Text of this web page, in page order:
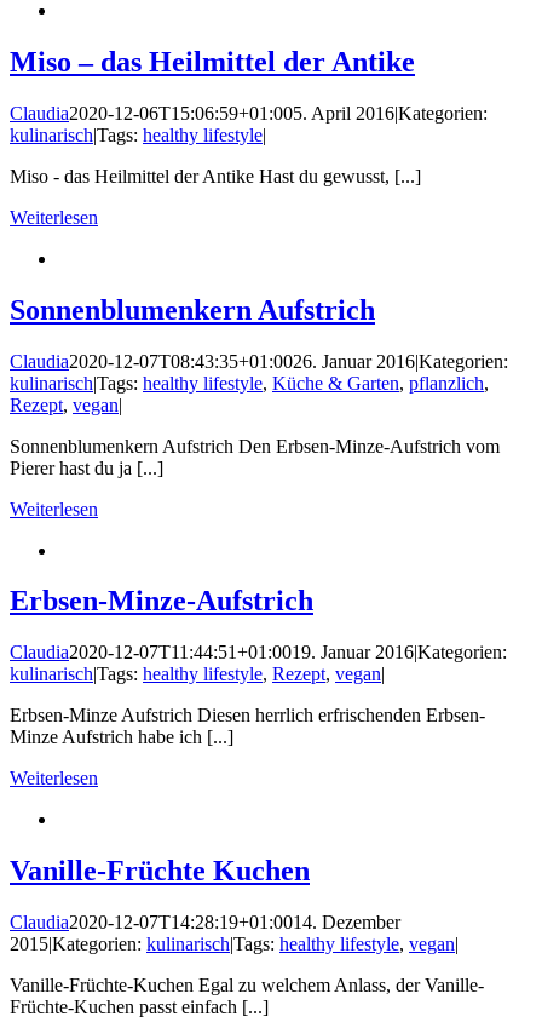
Miso – das Heilmittel der Antike
Claudia2020-12-06T15:06:59+01:005. April 2016|Kategorien:
kulinarisch|Tags: healthy lifestyle|
Miso - das Heilmittel der Antike Hast du gewusst, [...]
Weiterlesen
Sonnenblumenkern Aufstrich
Claudia2020-12-07T08:43:35+01:0026. Januar 2016|Kategorien:
kulinarisch|Tags: healthy lifestyle, Küche & Garten, pflanzlich,
Rezept, vegan|
Sonnenblumenkern Aufstrich Den Erbsen-Minze-Aufstrich vom
Pierer hast du ja [...]
Weiterlesen
Erbsen-Minze-Aufstrich
Claudia2020-12-07T11:44:51+01:0019. Januar 2016|Kategorien:
kulinarisch|Tags: healthy lifestyle, Rezept, vegan|
Erbsen-Minze Aufstrich Diesen herrlich erfrischenden Erbsen-
Minze Aufstrich habe ich [...]
Weiterlesen
Vanille-Früchte Kuchen
Claudia2020-12-07T14:28:19+01:0014. Dezember
2015|Kategorien: kulinarisch|Tags: healthy lifestyle, vegan|
Vanille-Früchte-Kuchen Egal zu welchem Anlass, der Vanille-
Früchte-Kuchen passt einfach [...]